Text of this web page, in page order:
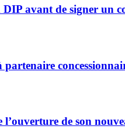
avant de signer un
partenaire
de son